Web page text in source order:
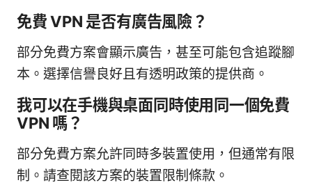
免費 VPN 是否有廣告風險？
部分免費方案會顯示廣告，甚至可能包含追蹤腳
本。選擇信譽良好且有透明政策的提供商。
我可以在手機與桌面同時使用同一個免費
VPN 嗎？
部分免費方案允許同時多裝置使用，但通常有限
制。請查閱該方案的裝置限制條款。